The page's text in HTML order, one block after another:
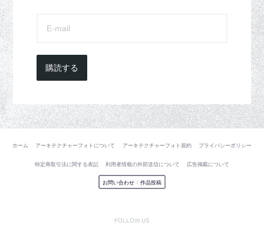
購読する
ホーム アーキテクチャーフォトについて アーキテクチャーフォト規約 プライバシーポリシー
特定商取引法に関する表記 利用者情報の外部送信について 広告掲載について
お問い合わせ / 作品投稿